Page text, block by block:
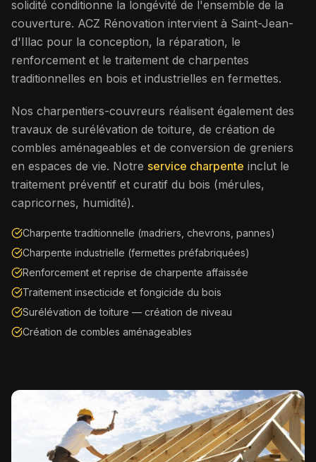
solidité conditionne la longévité de l'ensemble de la
couverture. ACZ Rénovation intervient à Saint-Jean-
d'Illac pour la conception, la réparation, le
renforcement et le traitement de charpentes
traditionnelles en bois et industrielles en fermettes.
Nos charpentiers-couvreurs réalisent également des
travaux de surélévation de toiture, de création de
combles aménageables et de conversion de greniers
en espaces de vie. Notre service charpente inclut le
traitement préventif et curatif du bois (mérules,
capricornes, humidité).
Charpente traditionnelle (madriers, chevrons, pannes)
Charpente industrielle (fermettes préfabriquées)
Renforcement et reprise de charpente affaissée
Traitement insecticide et fongicide du bois
Surélévation de toiture — création de niveau
Création de combles aménageables